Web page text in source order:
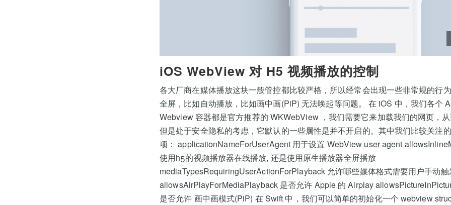
iOS WebView 对 H5 视频播放的控制
各大厂商在媒体播放这块一般管控都比较严格，所以经常会出现一些非常规的行
全屏，比如自动播放，比如画中画(PiP) 无法唤起等问题。 在 iOS 中，我们各个
Webview 容器都是官方推荐的 WKWebView ，我们需要它来加载我们的网页，从
但是处于安全隐私的考虑，它默认的一些属性是并不开启的。其中我们比较关注
项： applicationNameForUserAgent 用于设置 WebView user agent
使用h5的视频播放器在线播放, 还是使用原生播放器全屏播放
mediaTypesRequiringUserActionForPlayback 允许哪些媒体格式需要用户手动
allowsAirPlayForMediaPlayback 是否允许 Apple 的 Airplay
是否允许 画中画模式(PiP) 在 Swift 中，我们可以简单的初始化一个 webview